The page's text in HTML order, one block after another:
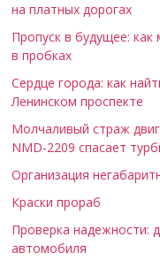
на платных дорогах
Пропуск в будущее: как
в пробках
Сердце города: как
Ленинском проспекте
Молчаливый страж
NMD-2209 спасает
Организация
Краски прораб
Проверка надежности:
автомобиля